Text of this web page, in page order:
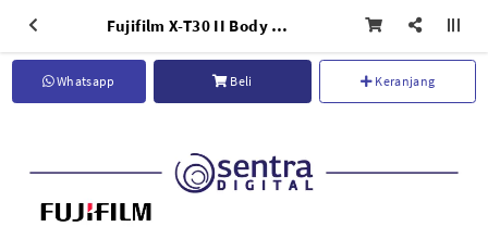
Fujifilm X-T30 II Body Only Silver with MIC-ST1 Microphone Shotgun
Whatsapp Beli Keranjang